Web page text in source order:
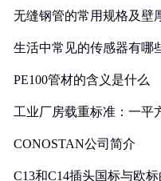
无缝钢管的常用规格及壁
生活中常见的传感器有哪
PE100管材的含义是什么
工业厂房载重标准：一平
CONOSTAN公司简介
C13和C14插头国标与欧